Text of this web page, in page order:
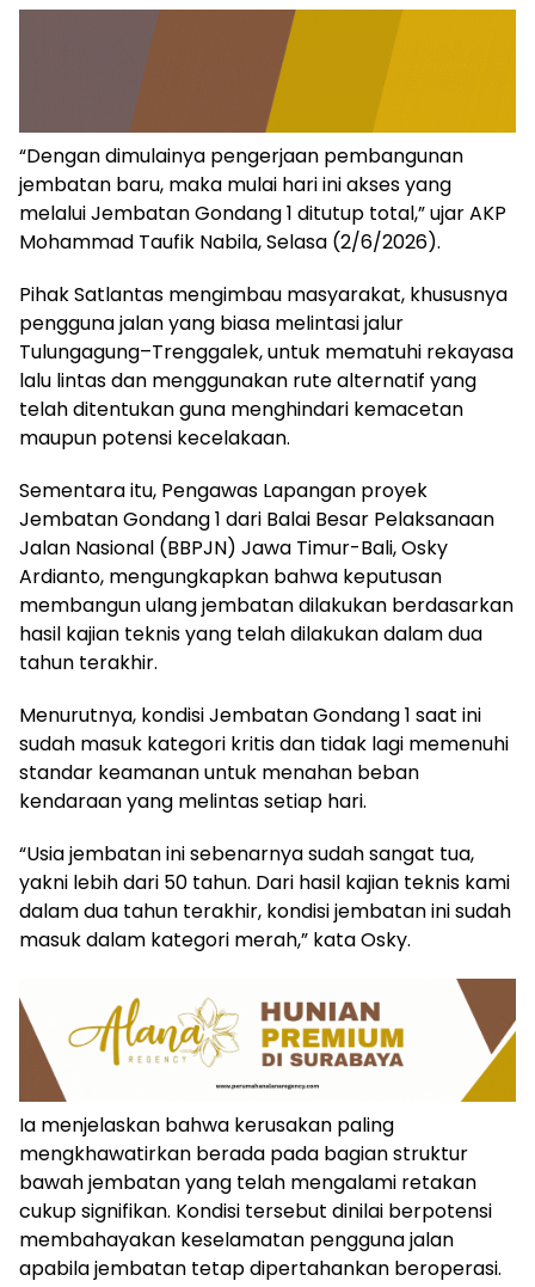
“Dengan dimulainya pengerjaan pembangunan
jembatan baru, maka mulai hari ini akses yang
melalui Jembatan Gondang 1 ditutup total,” ujar AKP
Mohammad Taufik Nabila, Selasa (2/6/2026).
Pihak Satlantas mengimbau masyarakat, khususnya
pengguna jalan yang biasa melintasi jalur
Tulungagung–Trenggalek, untuk mematuhi rekayasa
lalu lintas dan menggunakan rute alternatif yang
telah ditentukan guna menghindari kemacetan
maupun potensi kecelakaan.
Sementara itu, Pengawas Lapangan proyek
Jembatan Gondang 1 dari Balai Besar Pelaksanaan
Jalan Nasional (BBPJN) Jawa Timur-Bali, Osky
Ardianto, mengungkapkan bahwa keputusan
membangun ulang jembatan dilakukan berdasarkan
hasil kajian teknis yang telah dilakukan dalam dua
tahun terakhir.
Menurutnya, kondisi Jembatan Gondang 1 saat ini
sudah masuk kategori kritis dan tidak lagi memenuhi
standar keamanan untuk menahan beban
kendaraan yang melintas setiap hari.
“Usia jembatan ini sebenarnya sudah sangat tua,
yakni lebih dari 50 tahun. Dari hasil kajian teknis kami
dalam dua tahun terakhir, kondisi jembatan ini sudah
masuk dalam kategori merah,” kata Osky.
Ia menjelaskan bahwa kerusakan paling
mengkhawatirkan berada pada bagian struktur
bawah jembatan yang telah mengalami retakan
cukup signifikan. Kondisi tersebut dinilai berpotensi
membahayakan keselamatan pengguna jalan
apabila jembatan tetap dipertahankan beroperasi.